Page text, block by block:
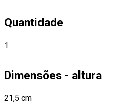
Quantidade
1
Dimensões - altura
21,5 cm